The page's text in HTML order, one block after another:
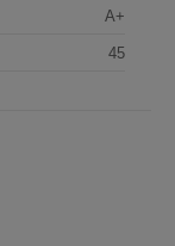
A+
45